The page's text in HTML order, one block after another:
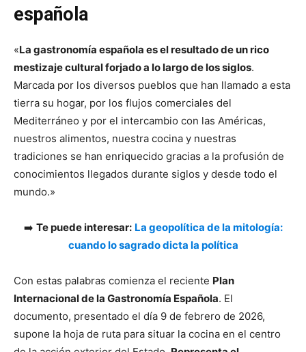
española
«La gastronomía española es el resultado de un rico
mestizaje cultural forjado a lo largo de los siglos.
Marcada por los diversos pueblos que han llamado a esta
tierra su hogar, por los flujos comerciales del
Mediterráneo y por el intercambio con las Américas,
nuestros alimentos, nuestra cocina y nuestras
tradiciones se han enriquecido gracias a la profusión de
conocimientos llegados durante siglos y desde todo el
mundo.»
➡️ Te puede interesar: La geopolítica de la mitología:
cuando lo sagrado dicta la política
Con estas palabras comienza el reciente Plan
Internacional de la Gastronomía Española. El
documento, presentado el día 9 de febrero de 2026,
supone la hoja de ruta para situar la cocina en el centro